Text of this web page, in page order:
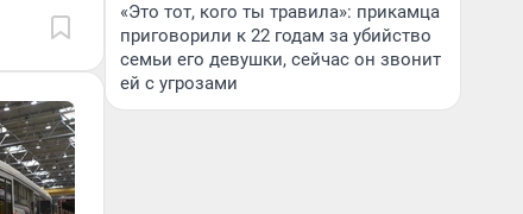
«Это тот, кого ты травила»: прикамца
приговорили к 22 годам за убийство
семьи его девушки, сейчас он звонит
ей с угрозами